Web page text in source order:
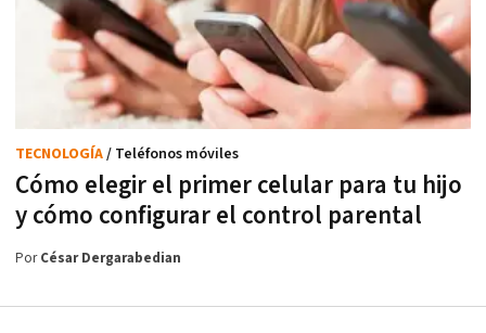
Cómo elegir el primer celular para tu hijo
y cómo configurar el control parental
TECNOLOGÍA/ Teléfonos móviles
PorCésar Dergarabedian